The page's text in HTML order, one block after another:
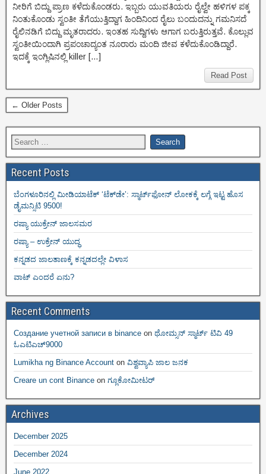
ನೀರಿಗೆ ಬಿದ್ದು ಪ್ರಾಣ ಕಳೆದುಕೊಂಡರು. ಇಬ್ಬರು ಯುವತಿಯರು ರೈಲ್ವೇ ಹಳಿಗಳ ಪಕ್ಕ
ನಿಂತುಕೊಂಡು ಸ್ವಂತೀ ತೆಗೆಯುತ್ತಿದ್ದಾಗ ಹಿಂದಿನಿಂದ ರೈಲು ಬಂದುದನ್ನು ಗಮನಿಸದೆ
ರೈಲಿನಡಿಗೆ ಬಿದ್ದು ಮೃತರಾದರು. ಇಂತಹ ಸುದ್ದಿಗಳು ಆಗಾಗ ಬರುತ್ತಿರುತ್ತವೆ. ಕೊಲ್ಲುವ
ಸ್ವಂತೀಯಿಂದಾಗಿ ಪ್ರಪಂಚಾದ್ಯಂತ ನೂರಾರು ಮಂದಿ ಜೀವ ಕಳೆದುಕೊಂಡಿದ್ದಾರೆ.
ಇದಕ್ಕೆ ಇಂಗ್ಲಿಷಿನಲ್ಲಿ killer […]
Read Post
← Older Posts
Recent Posts
ಬೆಂಗಳೂರಿನಲ್ಲಿ ಮೀಡಿಯಾಟೆಕ್‌ ‘ಟೆಕ್‌ಡೇ’: ಸ್ಮಾರ್ಟ್‌ಫೋನ್ ಲೋಕಕ್ಕೆ ಲಗ್ಗೆ ಇಟ್ಟ ಹೊಸ
ಡೈಮನ್ಸಿಟಿ 9500!
ರಷ್ಯಾ ಯುಕ್ರೇನ್ ಜಾಲಸಮರ
ರಷ್ಯಾ – ಉಕ್ರೇನ್ ಯುದ್ಧ
ಕನ್ನಡದ ಜಾಲತಾಣಕ್ಕೆ ಕನ್ನಡದಲ್ಲೇ ವಿಳಾಸ
ವಾಟ್ ಎಂದರೆ ಏನು?
Recent Comments
Создание учетной записи в binance on ಥೋಮ್ಸನ್ ಸ್ಮಾರ್ಟ್‌ ಟಿವಿ 49
ಓಎಟಿಎಚ್9000
Lumikha ng Binance Account on ವಿಶ್ವವ್ಯಾಪಿ ಜಾಲ ಜನಕ
Creare un cont Binance on ಗ್ಲೂಕೋಮೀಟರ್
Archives
December 2025
December 2024
June 2022